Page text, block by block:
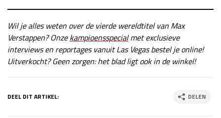
Wil je alles weten over de vierde wereldtitel van Max
Verstappen? Onzekampioensspecialmet exclusieve
interviews en reportages vanuit Las Vegas bestel je online!
Uitverkocht? Geen zorgen: het blad ligt ook in de winkel!
DEEL DIT ARTIKEL: DELEN